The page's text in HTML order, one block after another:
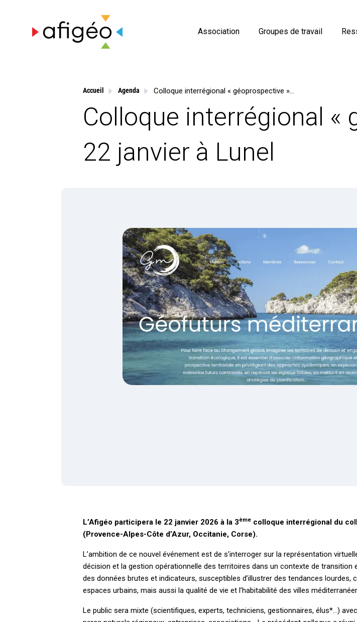
Association Groupes de travail
Accueil Agenda
Colloque interrégional «
22 janvier à Lunel
L’Afigéo participera le 22 janvier 2026à la 3ème colloque interrégional du
(Provence-Alpes-Côte d’Azur, Occitanie, Corse).
L’ambition de ce nouvel événement est de s’interroger sur la représentation
décision et la gestion opérationnelle des territoires dans un contexte de
des données brutes et indicateurs, susceptibles d’illustrer des tendances
espaces urbains, mais aussi la qualité de vie et l’habitabilité des villes
Le public sera mixte (scientifiques, experts, techniciens, gestionnaires, élus*…)